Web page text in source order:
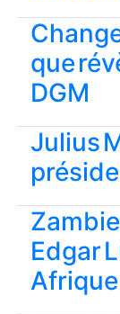
que
DGM
Julius
Edgar
Afrique